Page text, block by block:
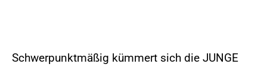
Schwerpunktmäßig kümmert sich die JUNGE